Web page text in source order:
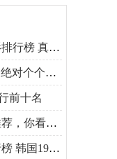
真枪实弹
个是尤物
前十名
看过几部
19禁排名